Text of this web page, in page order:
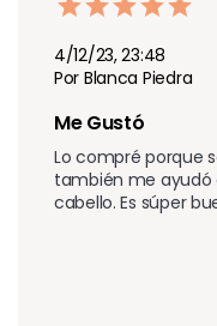
4/12/23, 23:48
Por Blanca Piedra
Me Gustó
Lo compré porque
también me ayudó
cabello. Es súper